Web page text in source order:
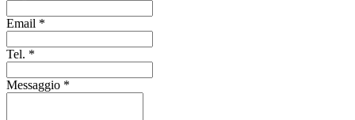
Email *
Tel. *
Messaggio *